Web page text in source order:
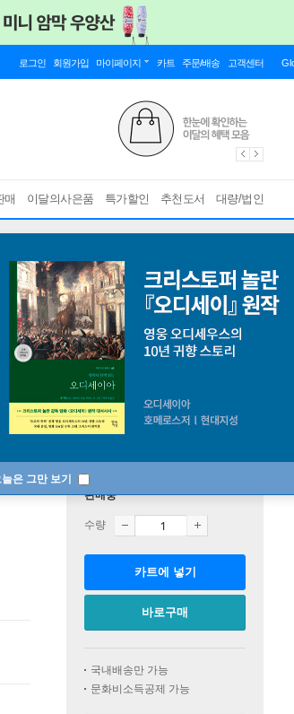
로그인 회원가입 마이페이지 카트 주문/배송 고객센터
매 이달의사은품 특가할인 추천도서 대량/법인
늘은 그만 보기
판매중
수량
카트에 넣기
바로구매
국내배송만 가능
문화비소득공제 가능